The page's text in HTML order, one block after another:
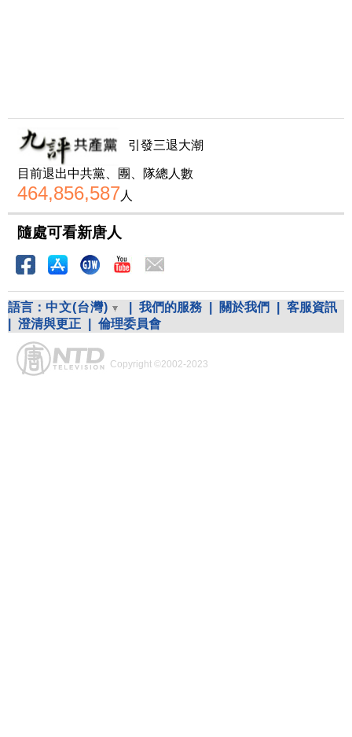
引發三退大潮
目前退出中共黨、團、隊總人數
464,856,587人
隨處可看新唐人
語言： 中文(台灣) 我們的服務 關於我們
客服資訊
澄清與更正 倫理委員會
Copyright ©2002-2023